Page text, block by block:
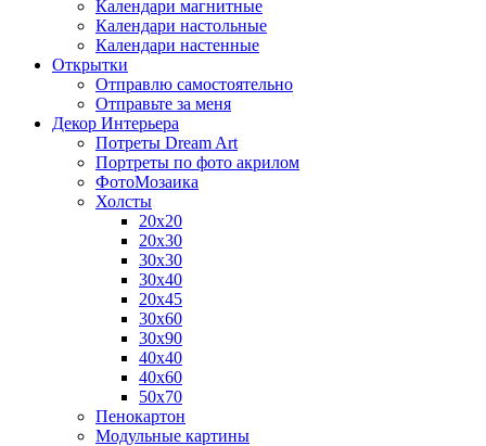
Календари магнитные
Календари настольные
Календари настенные
Открытки
Отправлю самостоятельно
Отправьте за меня
Декор Интерьера
Потреты Dream Art
Портреты по фото акрилом
ФотоМозаика
Холсты
20х20
20х30
30х30
30х40
20х45
30х60
30х90
40х40
40х60
50х70
Пенокартон
Модульные картины